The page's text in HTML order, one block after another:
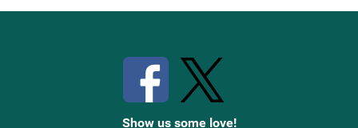
Show us some love!